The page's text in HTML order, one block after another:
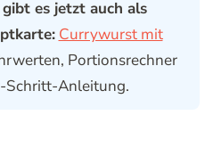
gibt es jetzt auch als
Currywurst mit
Portionsrechner
Anleitung.